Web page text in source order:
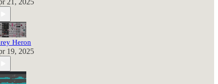
21, 2025
Heron
19, 2025